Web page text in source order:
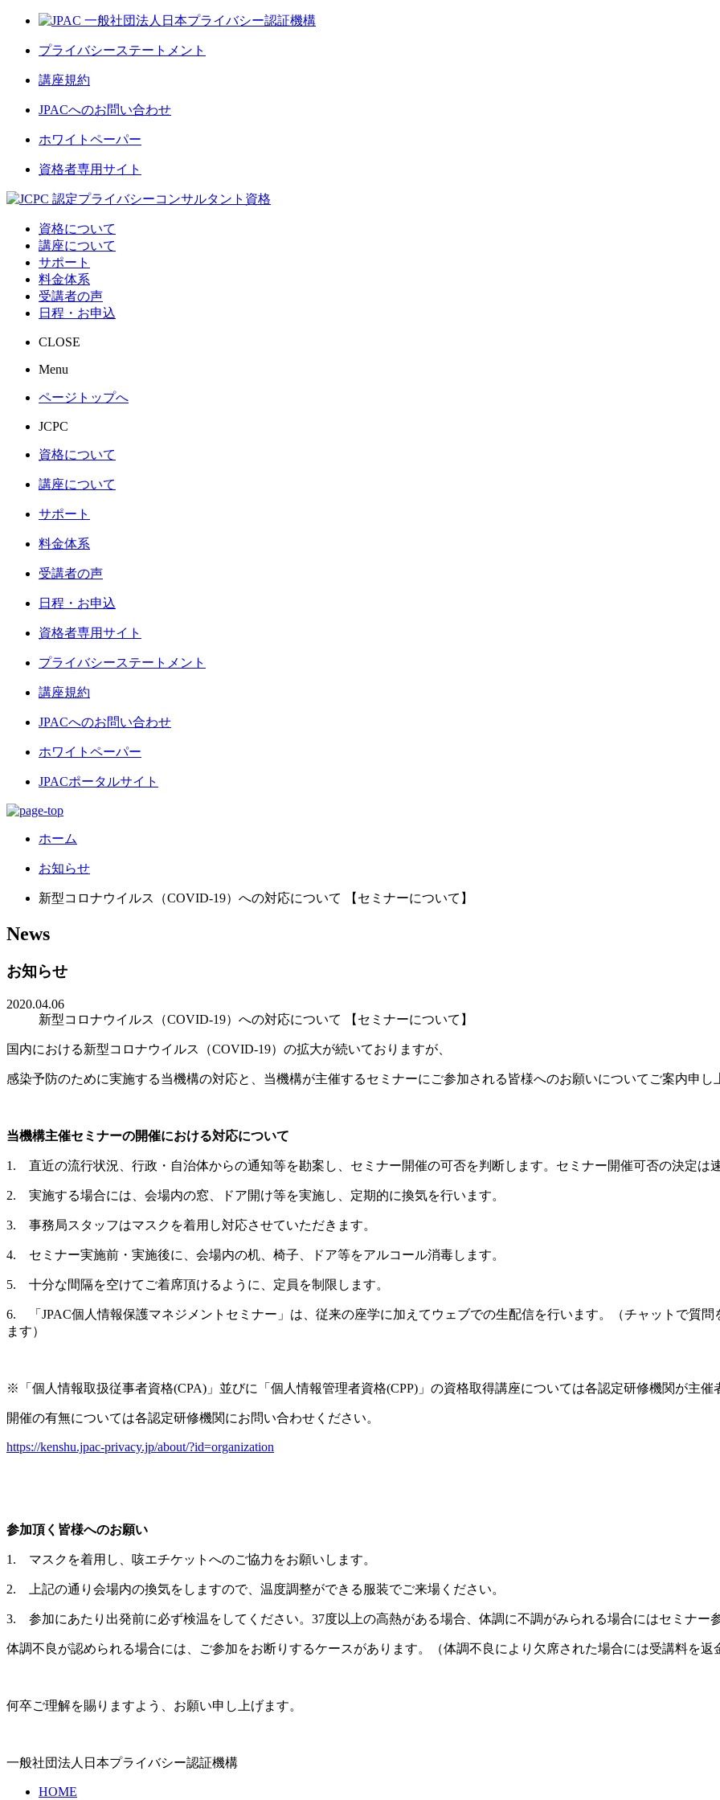
プライバシーステートメント
講座規約
JPACへのお問い合わせ
ホワイトペーパー
資格者専用サイト
資格について
講座について
サポート
料金体系
受講者の声
日程・お申込
CLOSE
Menu
ページトップへ
JCPC
資格について
講座について
サポート
料金体系
受講者の声
日程・お申込
資格者専用サイト
プライバシーステートメント
講座規約
JPACへのお問い合わせ
ホワイトペーパー
JPACポータルサイト
ホーム
お知らせ
新型コロナウイルス（COVID-19）への対応について 【セミナーについて】
News
お知らせ
2020.04.06
新型コロナウイルス（COVID-19）への対応について 【セミナーについて】
国内における新型コロナウイルス（COVID-19）の拡大が続いておりますが、
感染予防のために実施する当機構の対応と、当機構が主催するセミナーにご参加される皆様へのお願いについてご案内申し
当機構主催セミナーの開催における対応について
1. 直近の流行状況、行政・自治体からの通知等を勘案し、セミナー開催の可否を判断します。セミナー開催可否の決定は
2. 実施する場合には、会場内の窓、ドア開け等を実施し、定期的に換気を行います。
3. 事務局スタッフはマスクを着用し対応させていただきます。
4. セミナー実施前・実施後に、会場内の机、椅子、ドア等をアルコール消毒します。
5. 十分な間隔を空けてご着席頂けるように、定員を制限します。
6. 「JPAC個人情報保護マネジメントセミナー」は、従来の座学に加えてウェブでの生配信を行います。（チャットで質
ます）
※「個人情報取扱従事者資格(CPA)」並びに「個人情報管理者資格(CPP)」の資格取得講座については各認定研修機関が主催
開催の有無については各認定研修機関にお問い合わせください。
https://kenshu.jpac-privacy.jp/about/?id=organization
参加頂く皆様へのお願い
1. マスクを着用し、咳エチケットへのご協力をお願いします。
2. 上記の通り会場内の換気をしますので、温度調整ができる服装でご来場ください。
3. 参加にあたり出発前に必ず検温をしてください。37度以上の高熱がある場合、体調に不調がみられる場合にはセミナー
体調不良が認められる場合には、ご参加をお断りするケースがあります。（体調不良により欠席された場合には受講料を返
何卒ご理解を賜りますよう、お願い申し上げます。
一般社団法人日本プライバシー認証機構
HOME